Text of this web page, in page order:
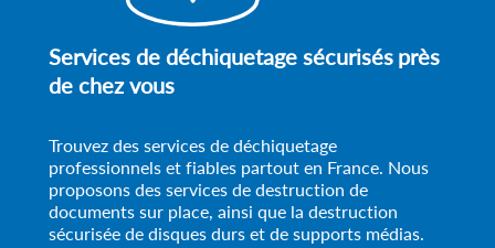
Services de déchiquetage sécurisés près
de chez vous
Trouvez des services de déchiquetage
professionnels et fiables partout en France. Nous
proposons des services de destruction de
documents sur place, ainsi que la destruction
sécurisée de disques durs et de supports médias.